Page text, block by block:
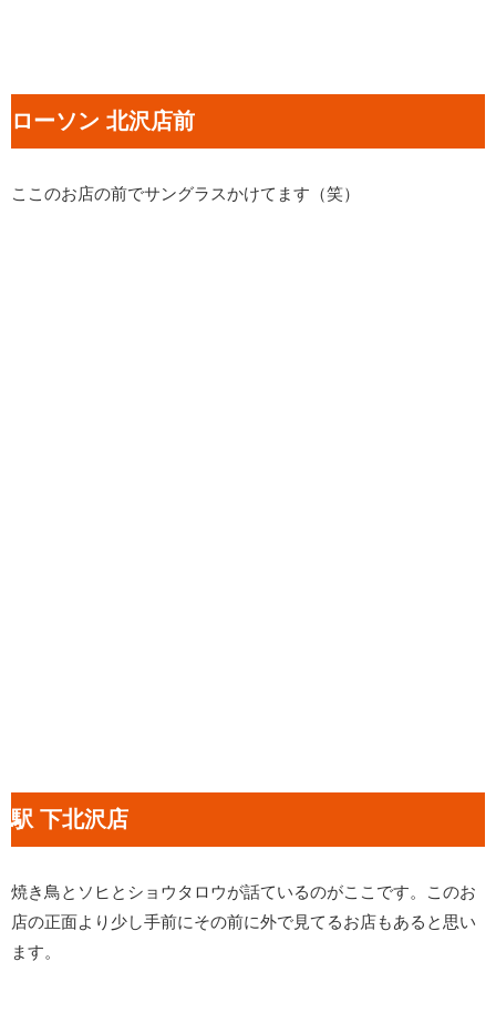
ローソン 北沢店前
ここのお店の前でサングラスかけてます（笑）
駅 下北沢店
焼き鳥とソヒとショウタロウが話ているのがここです。このお
店の正面より少し手前にその前に外で見てるお店もあると思い
ます。